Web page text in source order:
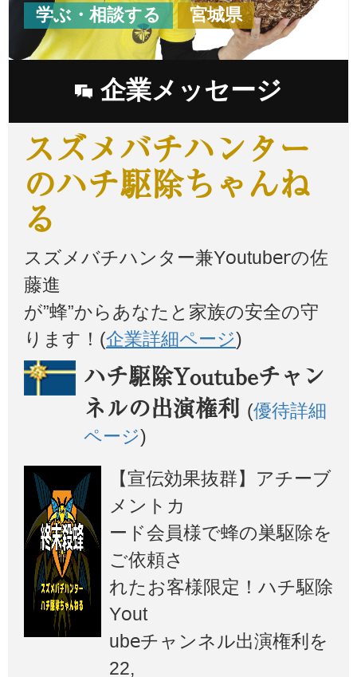
企業メッセージ
学ぶ・相談する 宮城県
スズメバチハンター
のハチ駆除ちゃんね
る
スズメバチハンター兼Youtuberの佐
藤進
が”蜂”からあなたと家族の安全の守
ります！(企業詳細ページ)
ハチ駆除Youtubeチャン
ネルの出演権利 (優待詳細
ページ)
【宣伝効果抜群】アチーブ
メントカ
ード会員様で蜂の巣駆除を
ご依頼さ
れたお客様限定！ハチ駆除
Yout
ubeチャンネル出演権利を
22,